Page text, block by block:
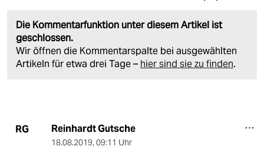
Die Kommentarfunktion unter diesem Artikel ist
geschlossen.
Wir öffnen die Kommentarspalte bei ausgewählten
Artikeln für etwa drei Tage – hier sind sie zu finden.
RG Reinhardt Gutsche
18.08.2019, 09:11 Uhr